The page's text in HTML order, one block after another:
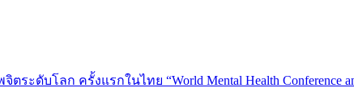
ะดับโลก ครั้งแรกในไทย “World Mental Health